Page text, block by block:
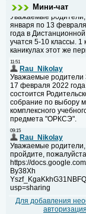
Мини-чат
Для добавления
авторизация